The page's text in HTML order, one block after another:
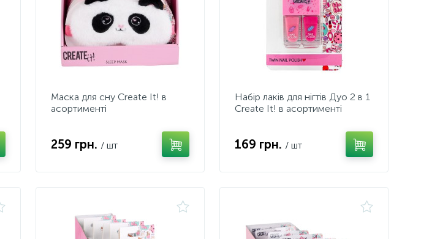
Маска для сну Create It! в
асортименті
259 грн. / шт
Набір лаків для нігтів Дуо 2 в 1
Create It! в асортименті
169 грн. / шт